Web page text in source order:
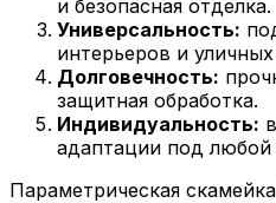
и безопасная отделка.
Универсальность:
интерьеров и
Долговечность:
защитная обработка.
Индивидуальность:
адаптации под любой
Параметрическая